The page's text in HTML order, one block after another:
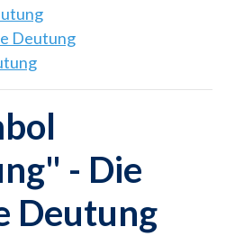
Deutung
- Die
Deutung